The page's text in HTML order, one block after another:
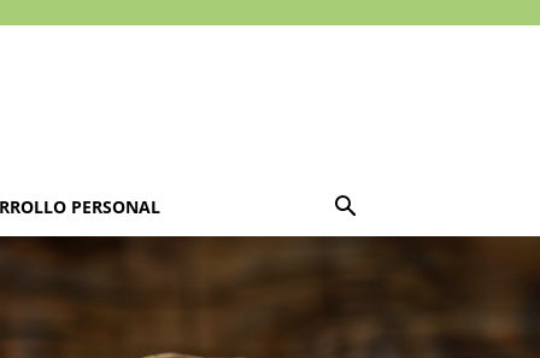
PERSONAL